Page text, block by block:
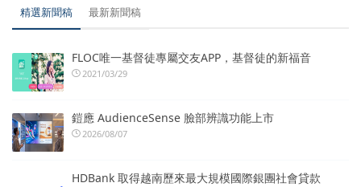
精選新聞稿 最新新聞稿
FLOC唯一基督徒專屬交友APP，基督徒的新福音
2021/03/29
鎧應 AudienceSense 臉部辨識功能上市
2026/08/07
HDBank 取得越南歷來最大規模國際銀團社會貸款